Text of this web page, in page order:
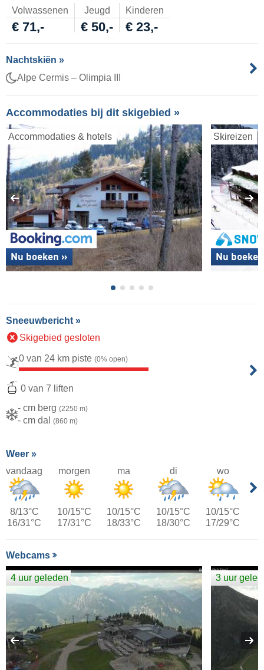
Volwassenen Jeugd Kinderen
€ 71,- € 50,- € 23,-
Nachtskiën »
Alpe Cermis – Olimpia III
Accommodaties bij dit skigebied »
Accommodaties & hotels
Nu boeken »
Skireizen
Nu
Sneeuwbericht »
Skigebied gesloten
0 van 24 km piste (0% open)
0 van 7 liften
- cm berg (2250 m)
- cm dal (860 m)
Weer »
vandaag
8/13°C
16/31°C
morgen
10/15°C
17/31°C
ma
10/15°C
18/33°C
di
10/15°C
18/30°C
wo
10/15°C
17/29°C
Webcams
4 uur geleden 3 uur